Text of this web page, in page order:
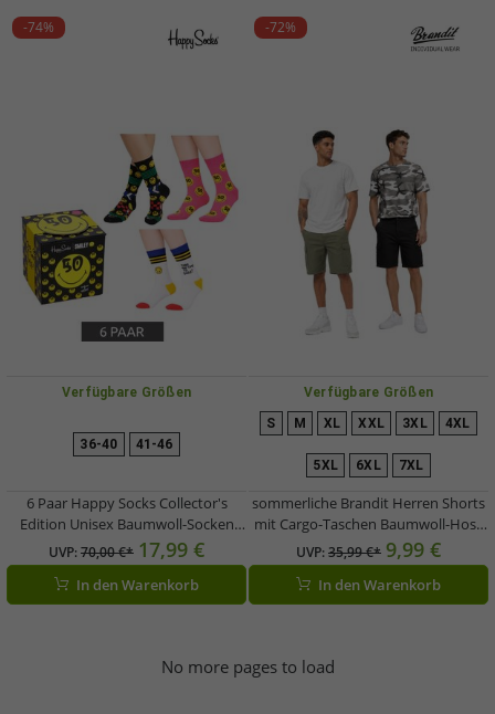
-74%
Verfügbare Größen
36-40 41-46
6 Paar Happy Socks Collector's
Edition Unisex Baumwoll-Socken
Sparpack mit Smiley-Print Alltags-
Strümpfe in Geschenk-Box
XATSMI08-9300 Bunt
UVP:70,00 €* 17,99 €
In den Warenkorb
-72%
Verfügbare Größen
S M XL XXL 3XL 4XL
5XL 6XL 7XL
sommerliche Brandit Herren Shorts
mit Cargo-Taschen Baumwoll-Hose
BD2019 in Khaki oder Schwarz
UVP:35,99 €* 9,99 €
In den Warenkorb
No more pages to load